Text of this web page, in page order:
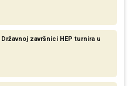
završnici HEP turnira u